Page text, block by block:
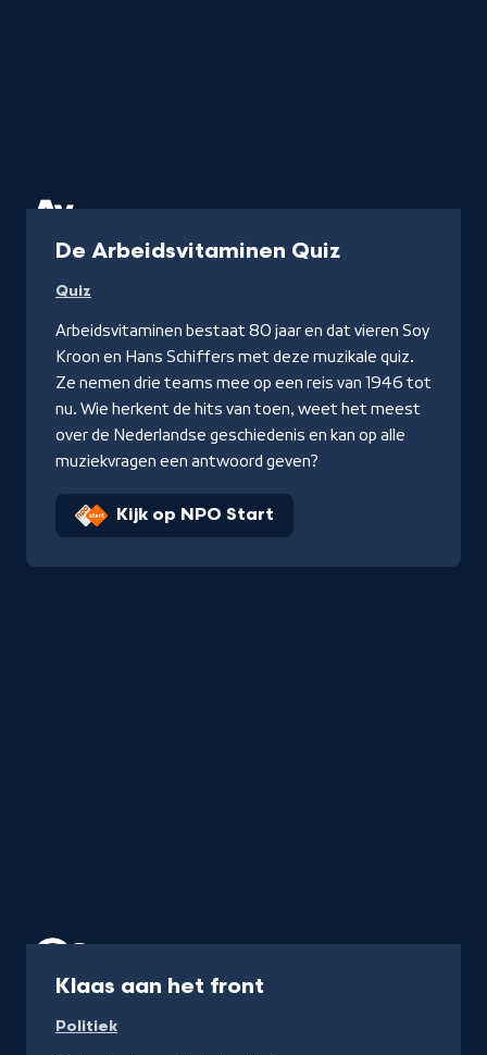
De Arbeidsvitaminen Quiz
Quiz
Arbeidsvitaminen bestaat 80 jaar en dat vieren Soy
Kroon en Hans Schiffers met deze muzikale quiz.
Ze nemen drie teams mee op een reis van 1946 tot
nu. Wie herkent de hits van toen, weet het meest
over de Nederlandse geschiedenis en kan op alle
muziekvragen een antwoord geven?
Kijk op NPO Start
Klaas aan het front
Politiek